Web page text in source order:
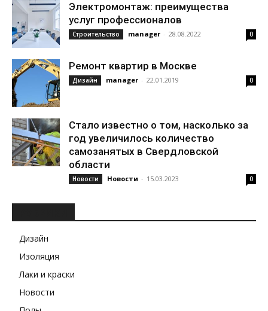
Электромонтаж: преимущества
услуг профессионалов
Строительство manager - 28.08.2022 0
Ремонт квартир в Москве
Дизайн manager - 22.01.2019 0
Стало известно о том, насколько за
год увеличилось количество
самозанятых в Свердловской
области
Новости Новости - 15.03.2023 0
Дизайн
Изоляция
Лаки и краски
Новости